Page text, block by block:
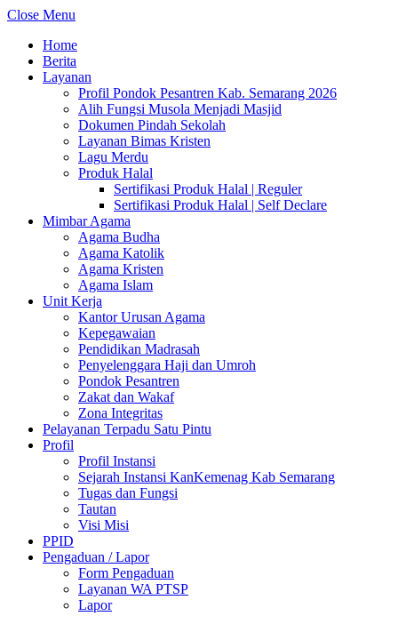
Close Menu
Home
Berita
Layanan
Profil Pondok Pesantren Kab. Semarang 2026
Alih Fungsi Musola Menjadi Masjid
Dokumen Pindah Sekolah
Layanan Bimas Kristen
Lagu Merdu
Produk Halal
Sertifikasi Produk Halal | Reguler
Sertifikasi Produk Halal | Self Declare
Mimbar Agama
Agama Budha
Agama Katolik
Agama Kristen
Agama Islam
Unit Kerja
Kantor Urusan Agama
Kepegawaian
Pendidikan Madrasah
Penyelenggara Haji dan Umroh
Pondok Pesantren
Zakat dan Wakaf
Zona Integritas
Pelayanan Terpadu Satu Pintu
Profil
Profil Instansi
Sejarah Instansi KanKemenag Kab Semarang
Tugas dan Fungsi
Tautan
Visi Misi
PPID
Pengaduan / Lapor
Form Pengaduan
Layanan WA PTSP
Lapor